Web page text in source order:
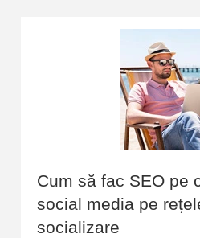
Cum să fac SEO pe
social media pe
socializare